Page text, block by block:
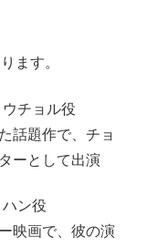
ます。
チョル役
話題作で、チョ
ーとして出演
ン役
映画で、彼の演